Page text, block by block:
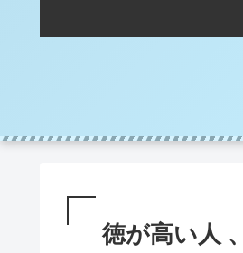
徳が高い人